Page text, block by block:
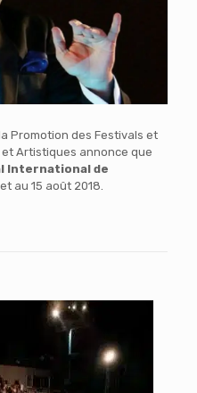
Promotion des Festivals et
Artistiques annonce que
International de
au 15 août 2018.